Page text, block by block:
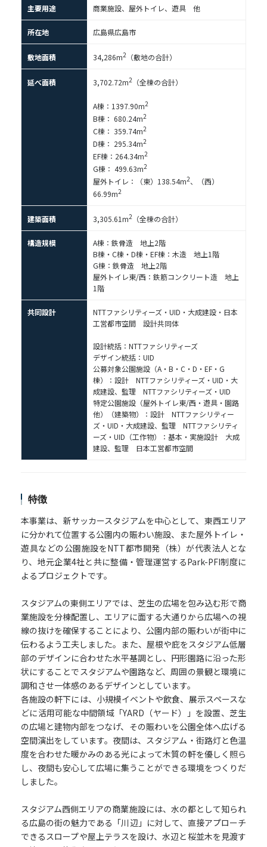
主要用途 商業施設、屋外トイレ、遊具 他
所在地 広島県広島市
敷地面積 34,286m2 （敷地の合計）
延べ面積 3,702.72m2 （全棟の合計）
A棟：1397.90m2
B棟： 680.24m2
C棟： 359.74m2
D棟： 295.34m2
EF棟：264.34m2
G棟： 499.63m2
屋外トイレ：（東）138.54m2、（西）
66.99m2
建築面積 3,305.61m2 （全棟の合計）
構造規模
A棟：鉄骨造 地上2階
B棟・C棟・D棟・EF棟：木造 地上1階
G棟：鉄骨造 地上2階
屋外トイレ東/西：鉄筋コンクリート造 地上
1階
共同設計
NTTファシリティーズ・UID・大成建設・日本
工営都市空間 設計共同体
設計統括：NTTファシリティーズ
デザイン統括：UID
公募対象公園施設（A・B・C・D・EF・G
棟）：設計 NTTファシリティーズ・UID・大
成建設、監理 NTTファシリティーズ・UID
特定公園施設（屋外トイレ東/西・遊具・園路
他）（建築物）：設計 NTTファシリティー
ズ・UID・大成建設、監理 NTTファシリティ
ーズ・UID（工作物）：基本・実施設計 大成
建設、監理 日本工営都市空間
特徴
本事業は、新サッカースタジアムを中心として、東西エリア
に分かれて位置する公園内の賑わい施設、また屋外トイレ・
遊具などの公園施設をNTT都市開発（株）が代表法人とな
り、地元企業4社と共に整備・管理運営するPark-PFI制度に
よるプロジェクトです。
スタジアムの東側エリアでは、芝生の広場を包み込む形で商
業施設を分棟配置し、エリアに面する大通りから広場への視
線の抜けを確保することにより、公園内部の賑わいが街中に
伝わるよう工夫しました。また、屋根や庇をスタジアム低層
部のデザインに合わせた水平基調とし、円形園路に沿った形
状にすることでスタジアムや園路など、周囲の景観と環境に
調和させ一体感のあるデザインとしています。
各施設の軒下には、小規模イベントや飲食、展示スペースな
どに活用可能な中間領域「YARD（ヤード）」を設置、芝生
の広場と建物内部をつなげ、その賑わいを公園全体へ広げる
空間演出をしています。夜間は、スタジアム・街路灯と色温
度を合わせた暖かみのある光によって木質の軒を優しく照ら
し、夜間も安心して広場に集うことができる環境をつくりだ
しました。
スタジアム西側エリアの商業施設には、水の都として知られ
る広島の街の魅力である「川辺」に対して、直接アプローチ
できるスロープや屋上テラスを設け、水辺と桜並木を見渡す